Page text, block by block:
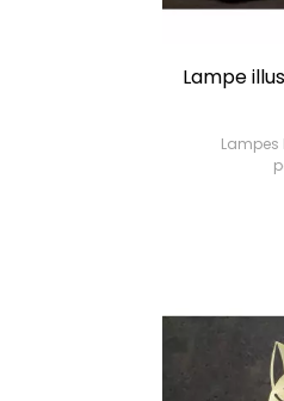
Lampe
Lampes